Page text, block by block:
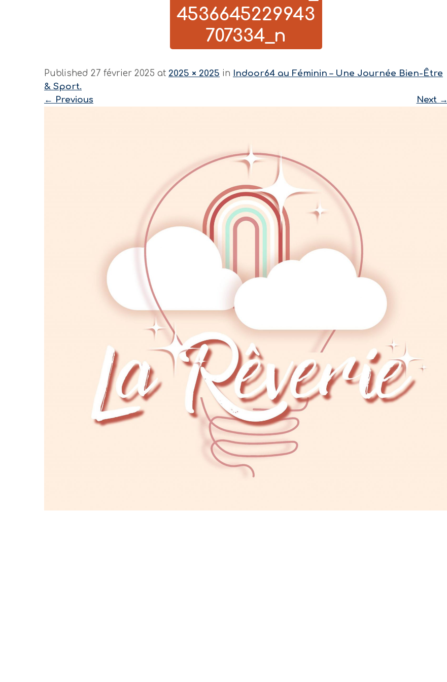
4536645229943
707334_n
Published 27 février 2025 at 2025 × 2025 in Indoor64 au Féminin – Une Journée Bien-Être
& Sport.
← Previous Next →